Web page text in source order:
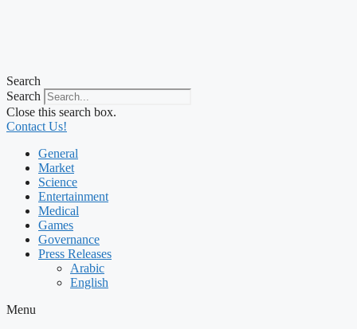
Search
Search
Close this search box.
Contact Us!
General
Market
Science
Entertainment
Medical
Games
Governance
Press Releases
Arabic
English
Menu